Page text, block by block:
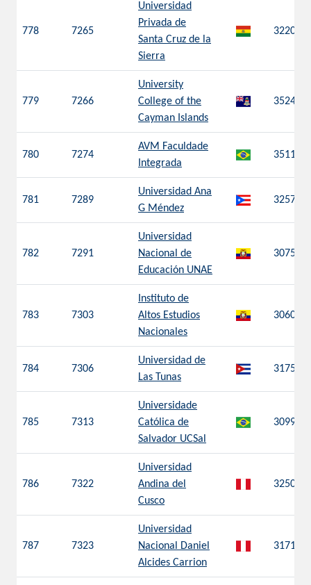
778 7265
Universidad
Privada de
Santa Cruz de la
Sierra
3220
779 7266
University
College of the
Cayman Islands
3524
780 7274
AVM Faculdade
Integrada
3511
781 7289
Universidad Ana
G Méndez
3257
782 7291
Universidad
Nacional de
Educación UNAE
3075
783 7303
Instituto de
Altos Estudios
Nacionales
3060
784 7306
Universidad de
Las Tunas
3175
785 7313
Universidade
Católica de
Salvador UCSal
3099
786 7322
Universidad
Andina del
Cusco
3250
787 7323
Universidad
Nacional Daniel
Alcides Carrion
3171